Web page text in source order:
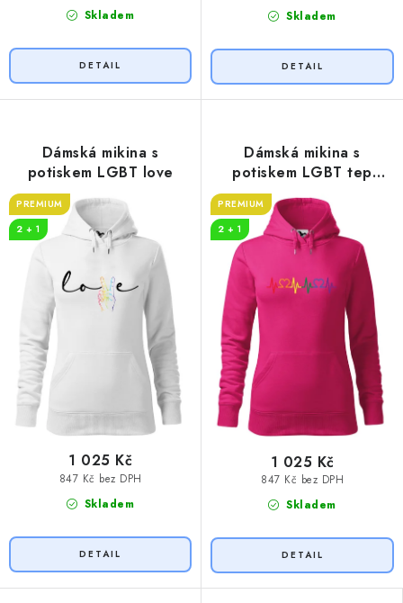
Skladem Skladem
Dámská mikina s
potiskem LGBT love
PREMIUM
2 + 1
Skladem
847 Kč bez DPH
1 025 Kč
Dámská mikina s
potiskem LGBT tep
srdce
PREMIUM
2 + 1
Skladem
847 Kč bez DPH
1 025 Kč